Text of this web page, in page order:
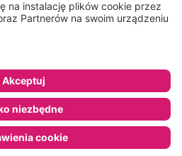
limango.nl
detaliczna producenta, jaką wskazał nam
oznacza różnicę pomiędzy naszą ceną a
detaliczną producenta.
promocji dostępne na stronie
invite